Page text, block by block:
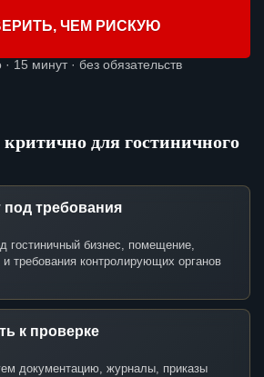
ЧЕМ РИСКУЮ
15 минут · без обязательств
для гостиничного
под требования
гостиничный бизнес, помещение,
и требования контролирующих органов
к проверке
документацию, журналы, приказы